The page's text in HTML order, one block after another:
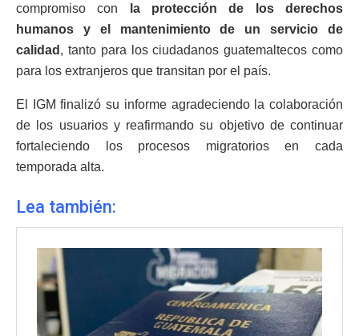
compromiso con
la protección de los derechos
humanos y el mantenimiento de un servicio de
calidad , tanto para los ciudadanos guatemaltecos como
para los extranjeros que transitan por el país.
El IGM finalizó su informe agradeciendo la colaboración
de los usuarios y reafirmando su objetivo de continuar
fortaleciendo los procesos migratorios en cada
temporada alta.
Lea también: